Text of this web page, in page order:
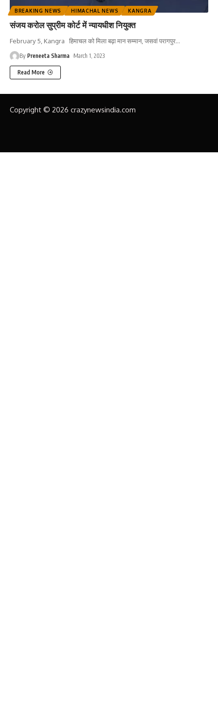
BREAKING NEWS HIMACHAL NEWS KANGRA
संजय करोल सुप्रीम कोर्ट में न्यायधीश नियुक्त
February 5, Kangra हिमाचल को मिला बढ़ा मान सम्मान, जसवां परागपुर…
By Preneeta Sharma March 1, 2023
Read More
Copyright © 2026 crazynewsindia.com